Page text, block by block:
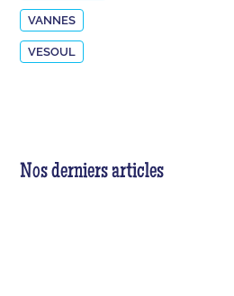
VANNES
VESOUL
Nos derniers articles